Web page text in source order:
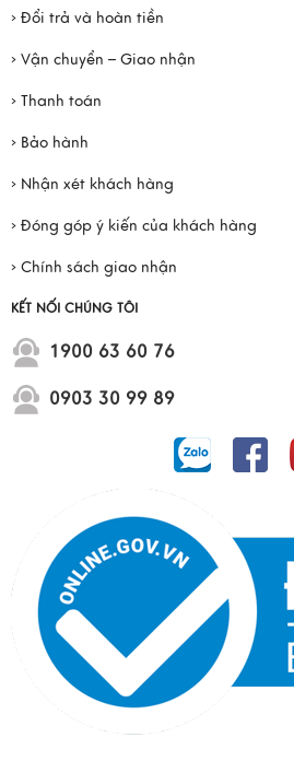
› Đổi trả và hoàn tiền
› Vận chuyển – Giao nhận
› Thanh toán
› Bảo hành
› Nhận xét khách hàng
› Đóng góp ý kiến của khách hàng
› Chính sách giao nhận
KẾT NỐI CHÚNG TÔI
1900 63 60 76
0903 30 99 89